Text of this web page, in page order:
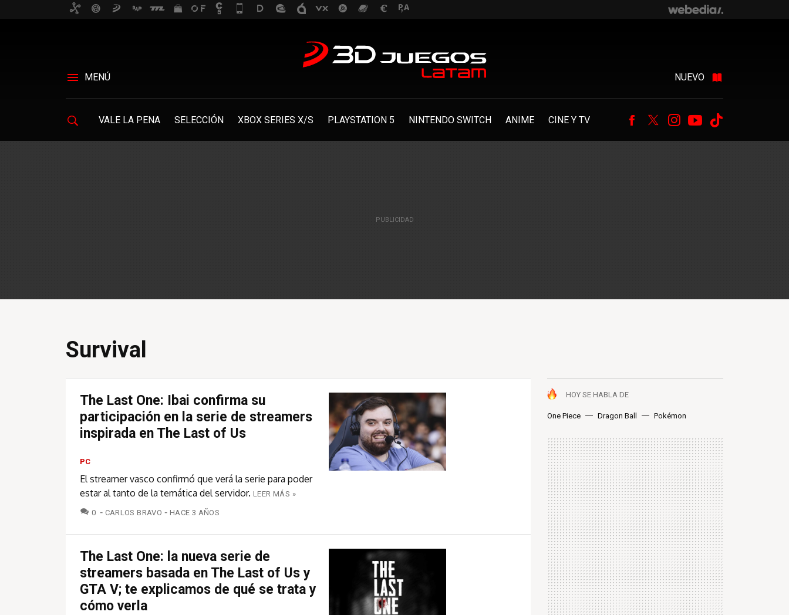
MENÚ NUEVO
VALE LA PENA SELECCIÓN XBOX SERIES X/S PLAYSTATION 5 NINTENDO SWITCH ANIME CINE Y TV Facebook
TwitterInstagram
Youtube
Survival
HOY SE HABLA DE
One Piece Dragon Ball Pokémon
The Last One: Ibai confirma su
participación en la serie de streamers
inspirada en The Last of Us
PC
El streamer vasco confirmó que verá la serie para poder
estar al tanto de la temática del servidor. LEER MÁS »
0 COMENTARIOS
CARLOS BRAVO HACE 3 AÑOS
The Last One: la nueva serie de
streamers basada en The Last of Us y
GTA V; te explicamos de qué se trata y
cómo verla